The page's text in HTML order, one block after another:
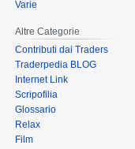
Varie
Altre Categorie
Contributi dai Traders
Traderpedia BLOG
Internet Link
Scripofilia
Glossario
Relax
Film